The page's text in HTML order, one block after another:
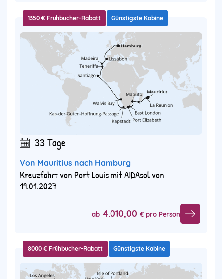
1350 € Frühbucher-Rabatt Günstigste Kabine
33 Tage
Von Mauritius nach Hamburg
Kreuzfahrt von Port Louis mit AIDAsol von
19.01.2027
ab 4.010,00 € pro Person
8000 € Frühbucher-Rabatt Günstigste Kabine